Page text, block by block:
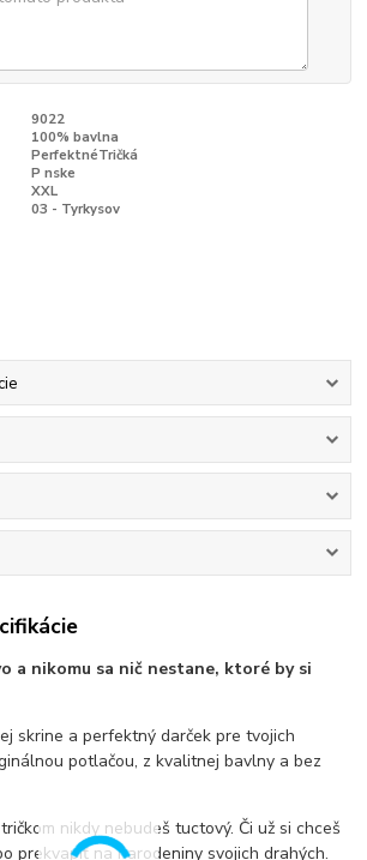
9022
100% bavlna
PerfektnéTričká
P nske
XXL
03 - Tyrkysov
a nikomu sa nič nestane, ktoré by si
skrine a perfektný darček pre tvojich
potlačou, z kvalitnej bavlny a bez
nikdy nebudeš tuctový. Či už si chceš
prekvapiť na narodeniny svojich drahých.